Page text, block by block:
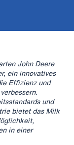
John Deere
ein innovatives
Effizienz und
und
bietet das Milk
in einer